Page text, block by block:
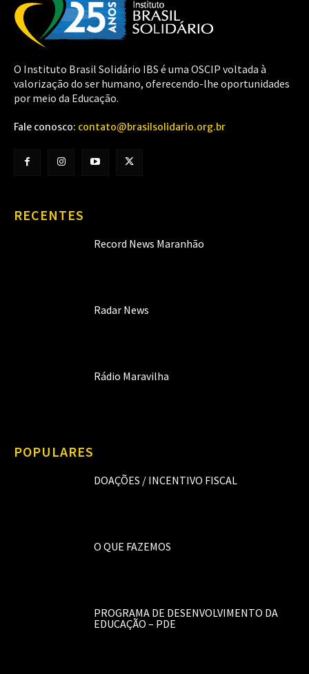
O Instituto Brasil Solidário IBS é uma OSCIP voltada à
valorização do ser humano, oferecendo-lhe oportunidades
por meio da Educação.
Fale conosco: contato@brasilsolidario.org.br
RECENTES
Record News Maranhão
Radar News
Rádio Maravilha
POPULARES
DOAÇÕES / INCENTIVO FISCAL
O QUE FAZEMOS
PROGRAMA DE DESENVOLVIMENTO DA
EDUCAÇÃO – PDE